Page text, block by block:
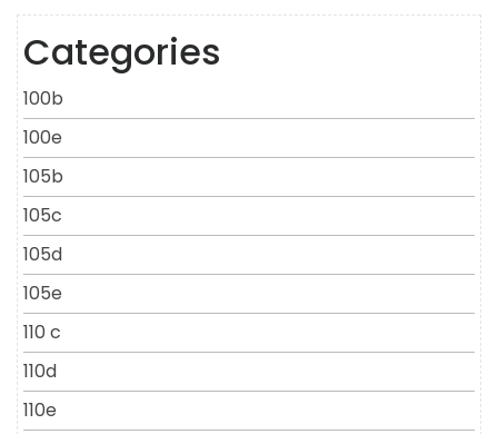
Categories
100b
100e
105b
105c
105d
105e
110 c
110d
110e